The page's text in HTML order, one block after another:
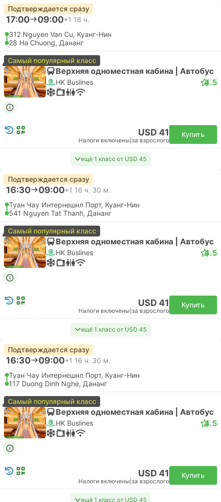
Подтверждается сразу
17:00 09:00+1 16 ч.
312 Nguyen Van Cu, Куанг-Нин
28 Ha Chuong, Дананг
Самый популярный класс
Верхняя одноместная кабина | Автобус
HK Buslines 4.5
USD 41
Налоги включены за взрослого
Купить
ещё 1 класс от USD 45
Подтверждается сразу
16:30 09:00+1 16 ч. 30 м.
Туан Чау Интернешнл Порт, Куанг-Нин
541 Nguyen Tat Thanh, Дананг
Самый популярный класс
Верхняя одноместная кабина | Автобус
HK Buslines 4.5
USD 41
Налоги включены за взрослого
Купить
ещё 1 класс от USD 45
Подтверждается сразу
16:30 09:00+1 16 ч. 30 м.
Туан Чау Интернешнл Порт, Куанг-Нин
117 Duong Dinh Nghe, Дананг
Самый популярный класс
Верхняя одноместная кабина | Автобус
HK Buslines 4.5
USD 41
Налоги включены за взрослого
Купить
ещё 1 класс от USD 45